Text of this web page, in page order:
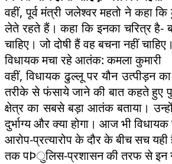
वहीं, पूर्व मंत्री जलेश्वर महतो ने कहा
लेते रहते हैं। कहा कि इनका चरित्र है-
चाहिए। जो दोषी हैं वह बचना नहीं चाहिए।
विधायक मचा रहे आतंक: कमला कुमारी
वहीं, विधायक ढुल्लू पर यौन उत्पीड़न
तरीके से फंसाये जाने की बात कहते हुए
क्षेत्र का सबसे बड़ा आतंक बताया।
दुर्भाग्य और क्या होगा। आज भी
आरोप-प्रत्यारोप के दौर के बीच सच
तक पÞुलिस-प्रशासन की तरफ से इन